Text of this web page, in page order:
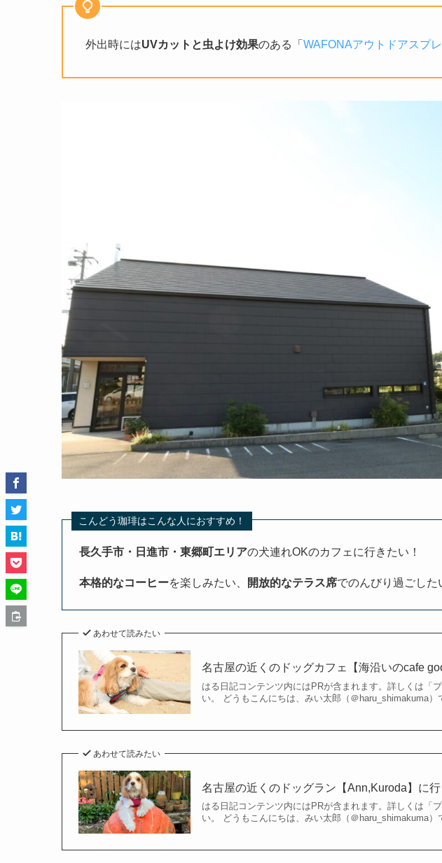
外出時にはUVカットと虫よけ効果のある「 WAFONAアウトドアスプ
こんどう珈琲はこんな人におすすめ！
長久手市・日進市・東郷町エリアの犬連れOKのカフェに行きたい！
本格的なコーヒーを楽しみたい、 開放的なテラス席でのんびり過ごした
あわせて読みたい
名古屋の近くのドッグカフェ【海沿いのcafe
はる日記コンテンツ内にはPRが含まれます。詳しくは「
い。 どうもこんにちは、みい太郎（＠haru_shimakuma）
あわせて読みたい
名古屋の近くのドッグラン【Ann,Kuroda】に
はる日記コンテンツ内にはPRが含まれます。詳しくは「
い。 どうもこんにちは、みい太郎（＠haru_shimakuma